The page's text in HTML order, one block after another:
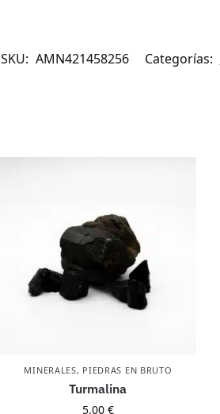
SKU: AMN421458256 Categorías:
MINERALES, PIEDRAS EN BRUTO
Turmalina
5,00 €